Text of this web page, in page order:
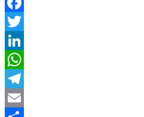
Facebook
Twitter
LinkedIn
WhatsApp
Telegram